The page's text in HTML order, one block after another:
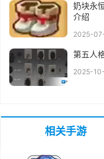
奶块永
介绍
2025-
第五人
2025-
相关手游